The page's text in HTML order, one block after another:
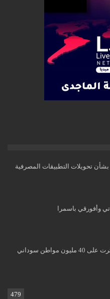
تحويلات التطبيقات المصرفية
وأفورقي باسمرا
مواطن سوداني
479